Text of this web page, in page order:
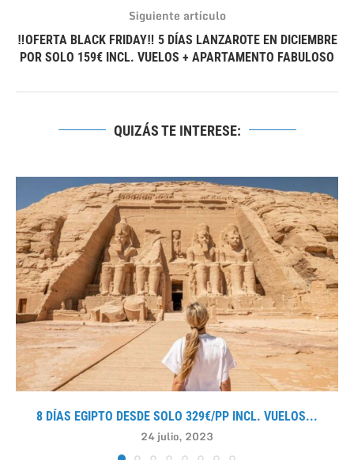
Siguiente artículo
‼OFERTA BLACK FRIDAY‼ 5 DÍAS LANZAROTE EN DICIEMBRE
POR SOLO 159€ INCL. VUELOS + APARTAMENTO FABULOSO
QUIZÁS TE INTERESE:
8 DÍAS EGIPTO DESDE SOLO 329€/PP INCL. VUELOS...
24 julio, 2023